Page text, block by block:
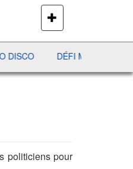
PLUS
DE
JEUX
DÉFI MAHJONG
politiciens pour